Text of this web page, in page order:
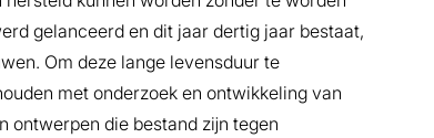
gelanceerd en dit jaar dertig jaar bestaat,
Om deze lange levensduur te
met onderzoek en ontwikkeling van
ontwerpen die bestand zĳn tegen